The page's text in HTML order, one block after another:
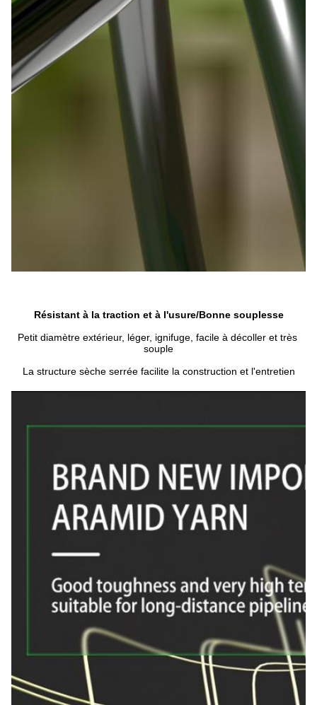
Résistant à la traction et à l'usure/Bonne souplesse
Petit diamètre extérieur, léger, ignifuge, facile à décoller et très
souple
La structure sèche serrée facilite la construction et l'entretien